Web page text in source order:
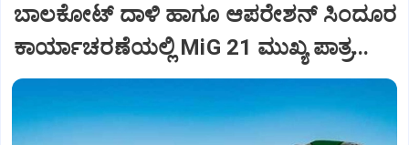
ಬಾಲಕೋಟ್‌ ದಾಳಿ ಹಾಗೂ ಆಪರೇಶನ್‌ ಸಿಂದೂರ
ಕಾರ್ಯಾಚರಣೆಯಲ್ಲಿ MiG 21 ಮುಖ್ಯ ಪಾತ್ರ...